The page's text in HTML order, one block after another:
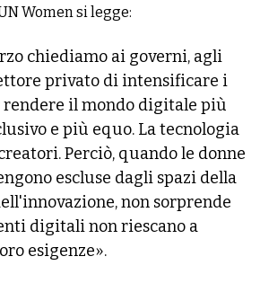
Women si legge:
chiediamo ai governi, agli
privato di intensificare i
rendere il mondo digitale più
e più equo. La tecnologia
Perciò, quando le donne
escluse dagli spazi della
non sorprende
digitali non riescano a
esigenze».